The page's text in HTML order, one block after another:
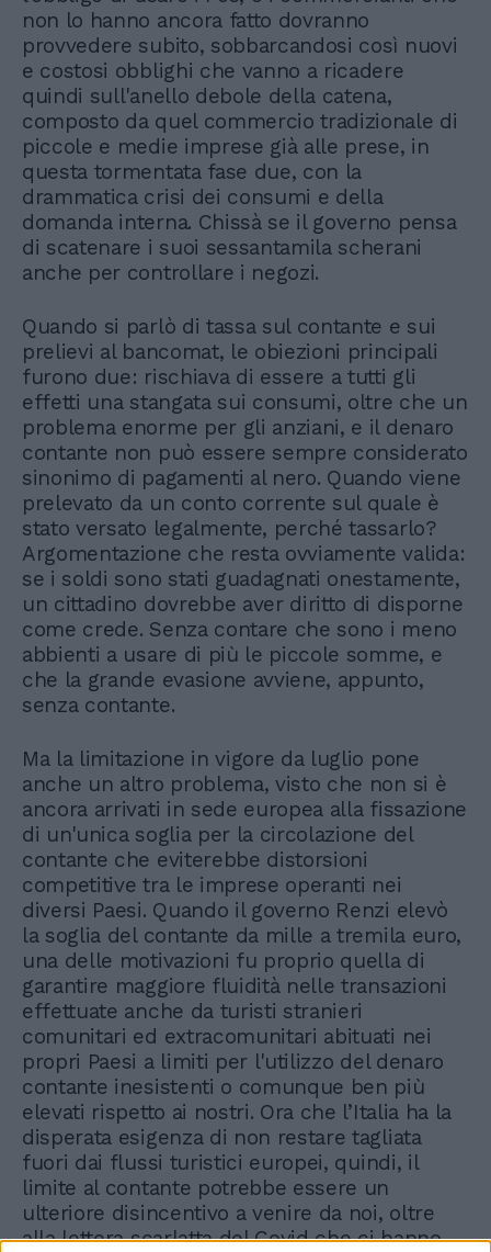
non lo hanno ancora fatto dovranno
provvedere subito, sobbarcandosi così nuovi
e costosi obblighi che vanno a ricadere
quindi sull'anello debole della catena,
composto da quel commercio tradizionale di
piccole e medie imprese già alle prese, in
questa tormentata fase due, con la
drammatica crisi dei consumi e della
domanda interna. Chissà se il governo pensa
di scatenare i suoi sessantamila scherani
anche per controllare i negozi.
Quando si parlò di tassa sul contante e sui
prelievi al bancomat, le obiezioni principali
furono due: rischiava di essere a tutti gli
effetti una stangata sui consumi, oltre che un
problema enorme per gli anziani, e il denaro
contante non può essere sempre considerato
sinonimo di pagamenti al nero. Quando viene
prelevato da un conto corrente sul quale è
stato versato legalmente, perché tassarlo?
Argomentazione che resta ovviamente valida:
se i soldi sono stati guadagnati onestamente,
un cittadino dovrebbe aver diritto di disporne
come crede. Senza contare che sono i meno
abbienti a usare di più le piccole somme, e
che la grande evasione avviene, appunto,
senza contante.
Ma la limitazione in vigore da luglio pone
anche un altro problema, visto che non si è
ancora arrivati in sede europea alla fissazione
di un'unica soglia per la circolazione del
contante che eviterebbe distorsioni
competitive tra le imprese operanti nei
diversi Paesi. Quando il governo Renzi elevò
la soglia del contante da mille a tremila euro,
una delle motivazioni fu proprio quella di
garantire maggiore fluidità nelle transazioni
effettuate anche da turisti stranieri
comunitari ed extracomunitari abituati nei
propri Paesi a limiti per l'utilizzo del denaro
contante inesistenti o comunque ben più
elevati rispetto ai nostri. Ora che l’Italia ha la
disperata esigenza di non restare tagliata
fuori dai flussi turistici europei, quindi, il
limite al contante potrebbe essere un
ulteriore disincentivo a venire da noi, oltre
alla lettera scarlatta del Covid che ci hanno